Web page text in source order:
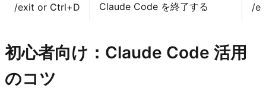
/exit or Ctrl+D Claude Code を終了する /
初心者向け：Claude Code 活用
のコツ